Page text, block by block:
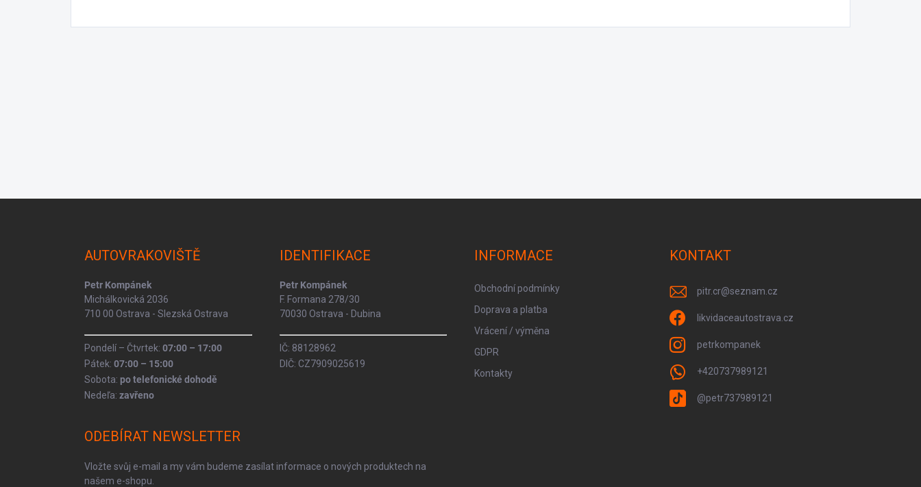
AUTOVRAKOVIŠTĚ
Petr Kompánek
Michálkovická 2036
710 00 Ostrava - Slezská Ostrava
Pondelí – Čtvrtek: 07:00 – 17:00
Pátek: 07:00 – 15:00
Sobota: po telefonické dohodě
Nedeľa: zavřeno
IDENTIFIKACE
Petr Kompánek
F. Formana 278/30
70030 Ostrava - Dubina
IČ: 88128962
DIČ: CZ7909025619
INFORMACE
Obchodní podmínky
Doprava a platba
Vrácení / výměna
GDPR
Kontakty
KONTAKT
pitr.cr@seznam.cz
likvidaceautostrava.cz
petrkompanek
+420737989121
@petr737989121
ODEBÍRAT NEWSLETTER
Vložte svůj e-mail a my vám budeme zasílat informace o nových produktech na
našem e-shopu.